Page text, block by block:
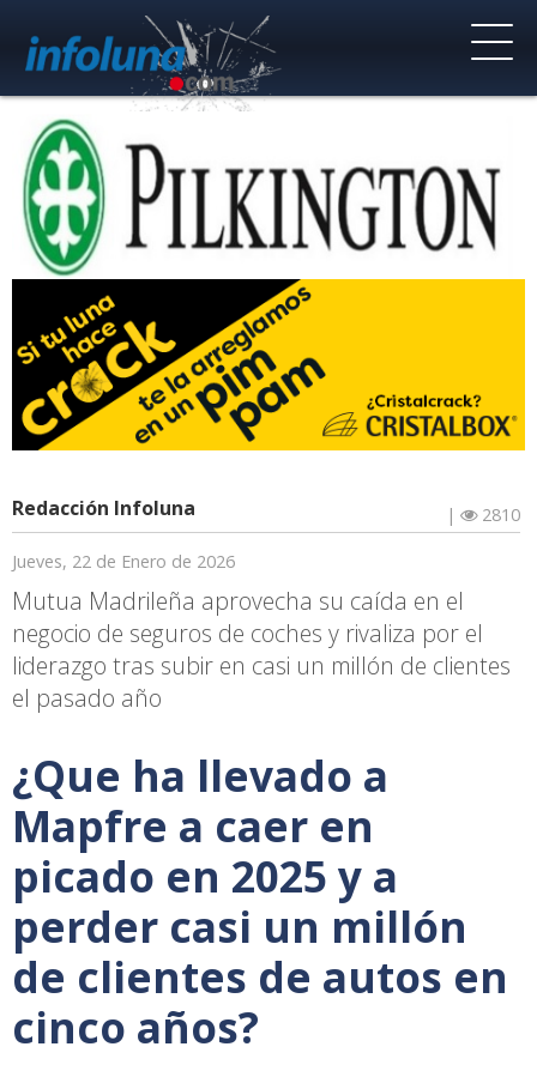
Redacción Infoluna | 2810
Jueves, 22 de Enero de 2026
Mutua Madrileña aprovecha su caída en el
negocio de seguros de coches y rivaliza por el
liderazgo tras subir en casi un millón de clientes
el pasado año
¿Que ha llevado a
Mapfre a caer en
picado en 2025 y a
perder casi un millón
de clientes de autos en
cinco años?